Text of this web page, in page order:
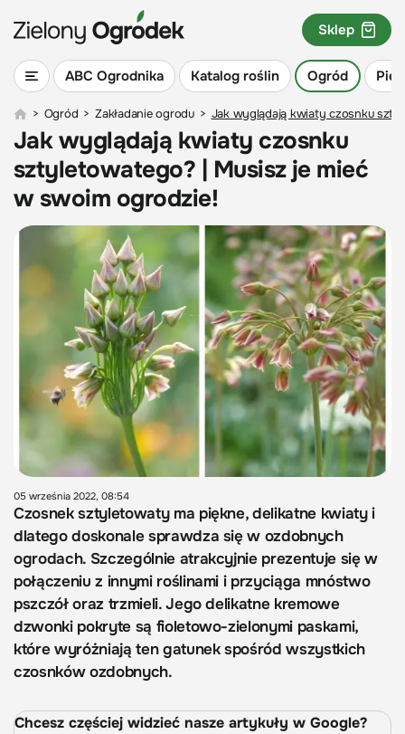
ABC Ogrodnika Katalog roślin Ogród
Sklep
> Ogród > Zakładanie ogrodu > Jak wyglądają kwiaty czosnku
Jak wyglądają kwiaty czosnku
sztyletowatego? | Musisz je mieć
w swoim ogrodzie!
05 września 2022, 08:54
Czosnek sztyletowaty ma piękne, delikatne kwiaty i
dlatego doskonale sprawdza się w ozdobnych
ogrodach. Szczególnie atrakcyjnie prezentuje się w
połączeniu z innymi roślinami i przyciąga mnóstwo
pszczół oraz trzmieli. Jego delikatne kremowe
dzwonki pokryte są fioletowo-zielonymi paskami,
które wyróżniają ten gatunek spośród wszystkich
czosnków ozdobnych.
Chcesz częściej widzieć nasze artykuły w Google?